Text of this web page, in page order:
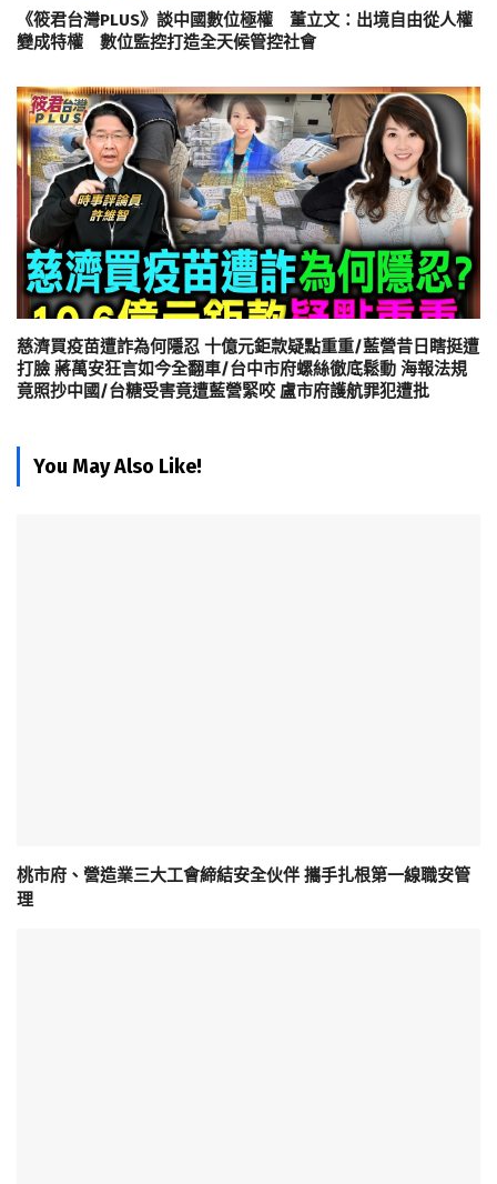
《筱君台灣PLUS》談中國數位極權 董立文：出境自由從人權
變成特權 數位監控打造全天候管控社會
慈濟買疫苗遭詐為何隱忍 十億元鉅款疑點重重/藍營昔日瞎挺遭
打臉 蔣萬安狂言如今全翻車/台中市府螺絲徹底鬆動 海報法規
竟照抄中國/台糖受害竟遭藍營緊咬 盧市府護航罪犯遭批
You May Also Like!
桃市府、營造業三大工會締結安全伙伴 攜手扎根第一線職安管
理